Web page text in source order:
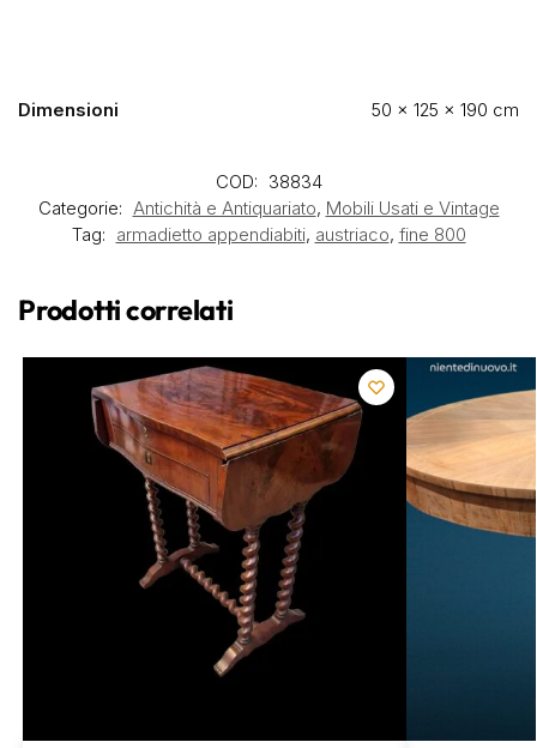
Dimensioni 50 × 125 × 190 cm
COD: 38834
Categorie: Antichità e Antiquariato, Mobili Usati e Vintage
Tag: armadietto appendiabiti, austriaco, fine 800
Prodotti correlati